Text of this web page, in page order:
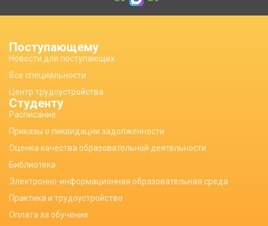
Поступающему
Новости для поступающих
Все специальности
Центр трудоустройства
Студенту
Расписание
Приказы о ликвидации задолженности
Оценка качества образовательной деятельности
Библиотека
Электронно-информационная образовательная среда
Практика и трудоустройство
Оплата за обучение